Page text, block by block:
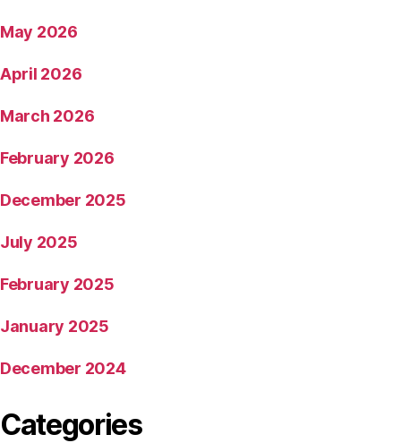
May 2026
April 2026
March 2026
February 2026
December 2025
July 2025
February 2025
January 2025
December 2024
Categories